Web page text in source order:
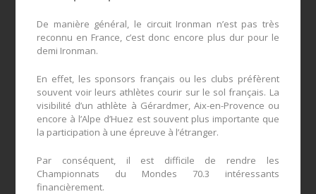
De manière général, le circuit Ironman n’est pas très
reconnu en France, c’est donc encore plus dur pour le
demi Ironman.
En effet, les sponsors français ou les clubs préfèrent
souvent voir leurs athlètes courir sur le sol français. La
visibilité d’un athlète à Gérardmer, Aix-en-Provence ou
encore à l’Alpe d’Huez est souvent plus importante que
la participation à une épreuve à l’étranger.
Par conséquent, il est difficile de rendre les
Championnats du Mondes 70.3 intéressants
financièrement.